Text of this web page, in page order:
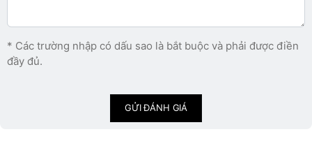
* Các trường nhập có dấu sao là bắt buộc và phải được điền
đầy đủ.
GỬI ĐÁNH GIÁ